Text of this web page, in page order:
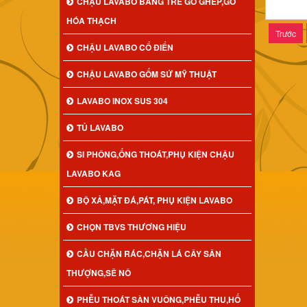
HÓA THẠCH
CHẬU LAVABO CỔ ĐIỂN
CHẬU LAVABO GỐM SỨ MỸ THUẬT
LAVABO INOX SUS 304
TỦ LAVABO
SI PHÔNG,ỐNG THOÁT,PHỤ KIỆN CHẬU
LAVABO KAG
BỘ XẢ,MẶT ĐÁ,PÁT, PHỤ KIỆN LAVABO
CHỌN TBVS THƯƠNG HIỆU
CẦU CHẶN RÁC,CHẶN LÁ CÂY SÂN
THƯỢNG,SÊ NÔ
PHỄU THOÁT SÀN VUÔNG,PHỄU THU,HỐ
Trước